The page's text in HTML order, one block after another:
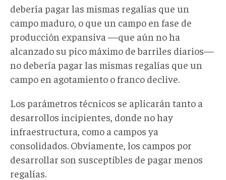
debería pagar las mismas regalías que un
campo maduro, o que un campo en fase de
producción expansiva —que aún no ha
alcanzado su pico máximo de barriles diarios—
no debería pagar las mismas regalías que un
campo en agotamiento o franco declive.
Los parámetros técnicos se aplicarán tanto a
desarrollos incipientes, donde no hay
infraestructura, como a campos ya
consolidados. Obviamente, los campos por
desarrollar son susceptibles de pagar menos
regalías.